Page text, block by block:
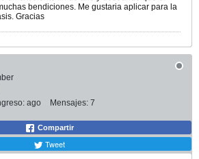
bendiciones. Me gustaria aplicar para la
Gracias
ago Mensajes: 7
Compartir
Tweet